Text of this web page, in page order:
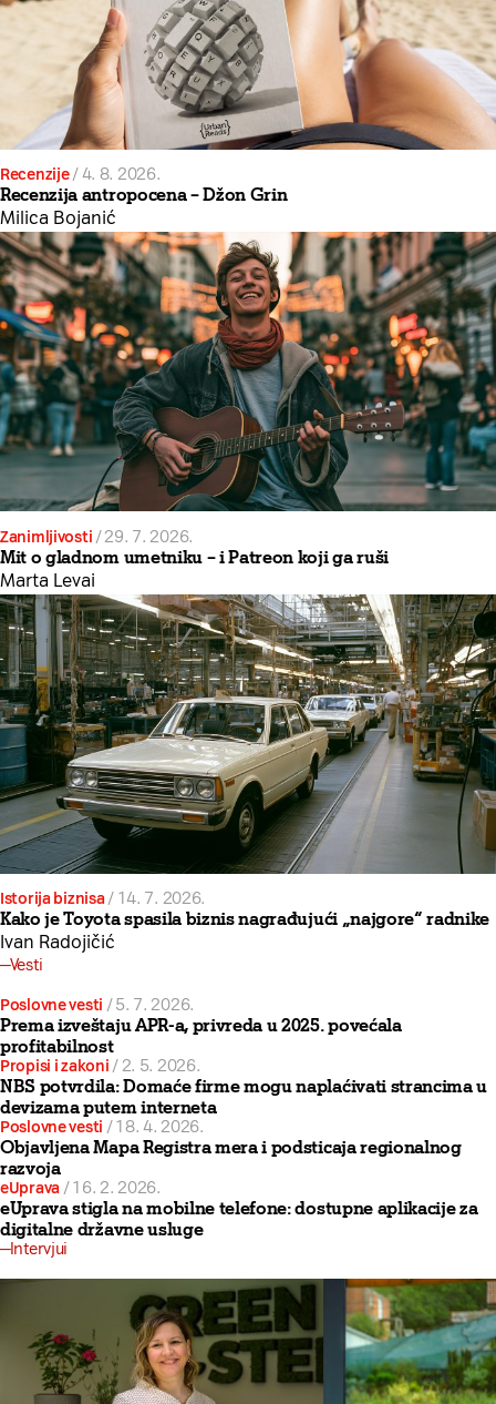
Recenzije/4. 8. 2026.
Recenzija antropocena – Džon Grin
Milica Bojanić
Zanimljivosti /29. 7. 2026.
Mit o gladnom umetniku – i Patreon koji ga ruši
Marta Levai
Istorija biznisa / 14. 7. 2026.
Kako je Toyota spasila biznis nagrađujući „najgore“ radnike
Ivan Radojičić
Vesti
Poslovne vesti /5. 7. 2026.
Prema izveštaju APR-a, privreda u 2025. povećala
profitabilnost
Propisi i zakoni / 2. 5. 2026.
NBS potvrdila: Domaće firme mogu naplaćivati strancima u
devizama putem interneta
Poslovne vesti /18. 4. 2026.
Objavljena Mapa Registra mera i podsticaja regionalnog
razvoja
eUprava /16. 2. 2026.
eUprava stigla na mobilne telefone: dostupne aplikacije za
digitalne državne usluge
Intervjui